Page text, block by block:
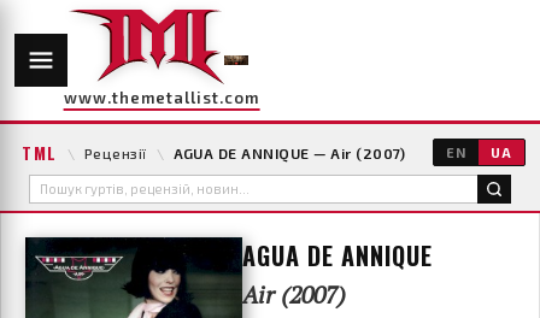
www.themetallist.com
TML \ Рецензії \ AGUA DE ANNIQUE — Air (2007) EN UA
AGUA DE ANNIQUE
Air (2007)